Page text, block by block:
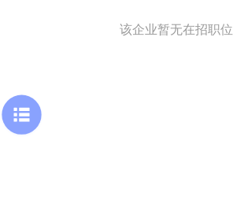
该企业暂无在招职位